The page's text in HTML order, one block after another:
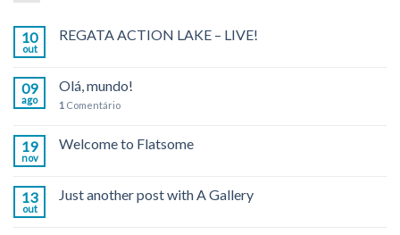
10
out
REGATA ACTION LAKE – LIVE!
09
ago
Olá, mundo!
1 Comentário
19
nov
Welcome to Flatsome
13
out
Just another post with A Gallery